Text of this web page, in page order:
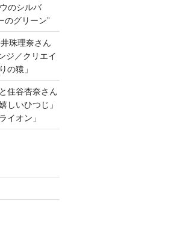
のシルバ
のグリーン”
珠理奈さん
ジ／クリエイ
の猿」
住谷杏奈さん
しいひつじ」
イオン」